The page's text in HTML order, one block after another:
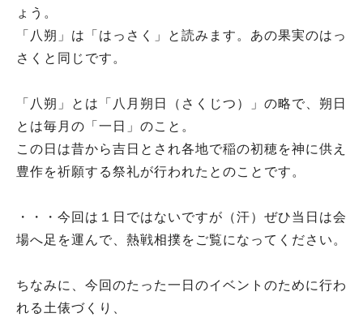
ょう。
「八朔」は「はっさく」と読みます。あの果実のはっ
さくと同じです。
「八朔」とは「八月朔日（さくじつ）」の略で、朔日
とは毎月の「一日」のこと。
この日は昔から吉日とされ各地で稲の初穂を神に供え
豊作を祈願する祭礼が行われたとのことです。
・・・今回は１日ではないですが（汗）ぜひ当日は会
場へ足を運んで、熱戦相撲をご覧になってください。
ちなみに、今回のたった一日のイベントのために行わ
れる土俵づくり、